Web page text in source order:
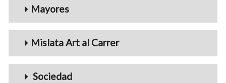
Mayores
Mislata Art al Carrer
Sociedad